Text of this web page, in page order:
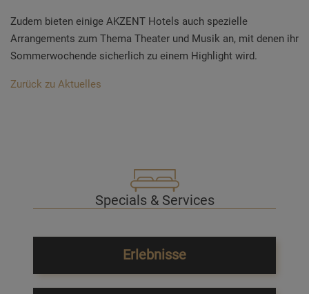
Zudem bieten einige AKZENT Hotels auch spezielle
Arrangements zum Thema Theater und Musik an, mit denen ihr
Sommerwochende sicherlich zu einem Highlight wird.
Zurück zu Aktuelles
Specials & Services
Erlebnisse